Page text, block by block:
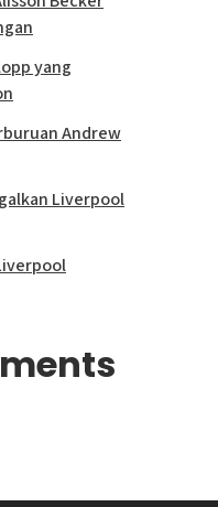
yang
Andrew
Liverpool